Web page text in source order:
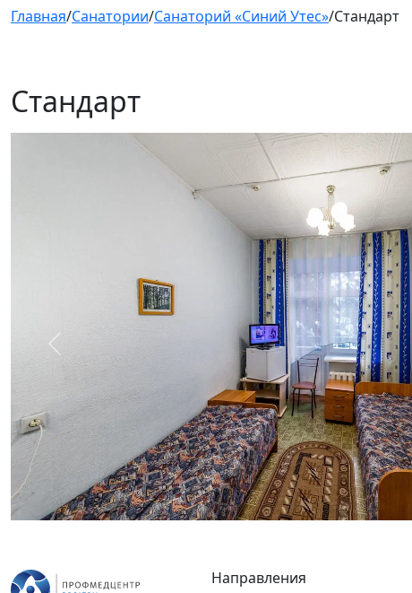
Главная/Санатории/Санаторий «Синий Утес»/Стандарт
Стандарт
Предыдущий
Направления